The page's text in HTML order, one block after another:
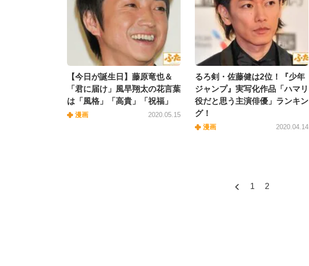
【今日が誕生日】藤原竜也＆
「君に届け」風早翔太の花言葉
は「風格」「高貴」「祝福」
漫画 2020.05.15
るろ剣・佐藤健は2位！『少年
ジャンプ』実写化作品「ハマリ
役だと思う主演俳優」ランキン
グ！
漫画 2020.04.14
1 2